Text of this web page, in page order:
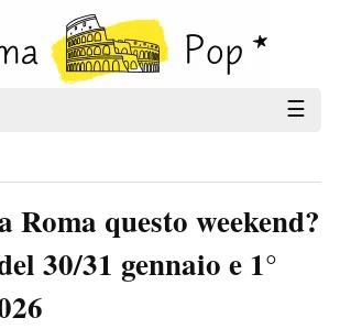
☰
Roma questo weekend?
30/31 gennaio e 1°